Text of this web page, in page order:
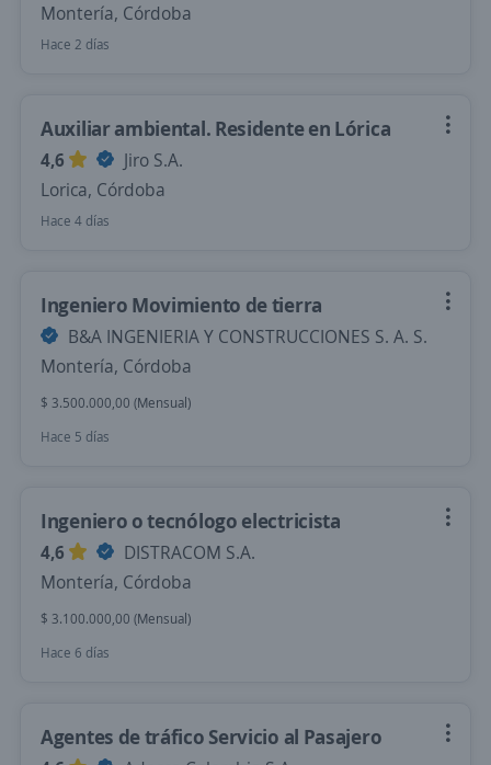
Montería, Córdoba
Hace 2 días
Auxiliar ambiental. Residente en Lórica
4,6
Jiro S.A.
Lorica, Córdoba
Hace 4 días
Ingeniero Movimiento de tierra
B&A INGENIERIA Y CONSTRUCCIONES S. A. S.
Montería, Córdoba
$ 3.500.000,00 (Mensual)
Hace 5 días
Ingeniero o tecnólogo electricista
4,6
DISTRACOM S.A.
Montería, Córdoba
$ 3.100.000,00 (Mensual)
Hace 6 días
Agentes de tráfico Servicio al Pasajero